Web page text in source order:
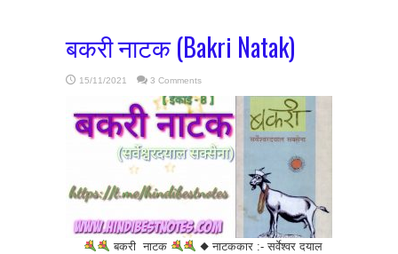
बकरी नाटक (Bakri Natak)
15/11/2021 3 Comments
बकरी नाटक
◆ नाटककार :- सर्वेश्वर दयाल